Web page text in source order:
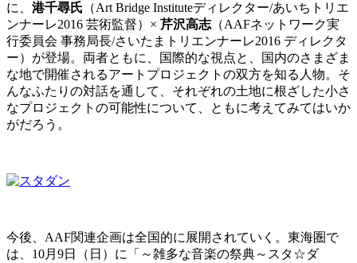
に、 港千尋氏 （Art Bridge Instituteディレクター/あいちトリエ
ンナーレ2016 芸術監督）× 芹沢高志 （AAFネットワーク実
行委員会 事務局長/さいたまトリエンナーレ2016 ディレクタ
ー）が登場。両者ともに、国際的な視点と、国内のさまざま
な地で開催されるアートプロジェクトの双方を知る人物。そ
んなふたりの対話を通して、それぞれの土地に根ざした小さ
なプロジェクトの可能性について、ともに考えてみてはいか
がだろう。
今後、AAF関連企画は全国的に展開されていく。東海圏で
は、10月9日（日）に「～雑多な音楽の祭典～スタ☆ダ